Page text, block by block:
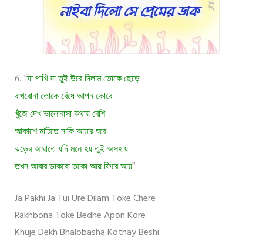
6. “যা পাখি যা তুই উরে দিলাম তোকে ছেড়ে
রাখবোনা তোকে বেঁধে আপন কোরে
খুঁজে দেখ ভালোবাসা কথায় বেশি
আকাশে মাটিতে নাকি আমার ঘরে
ঝড়ের আঘাতে যদি মনে হয় তুই অসহায়
তখন আবার ডাকবো তকো আয় ফিরে আয়”
Ja Pakhi Ja Tui Ure Dilam Toke Chere
Rakhbona Toke Bedhe Apon Kore
Khuje Dekh Bhalobasha Kothay Beshi